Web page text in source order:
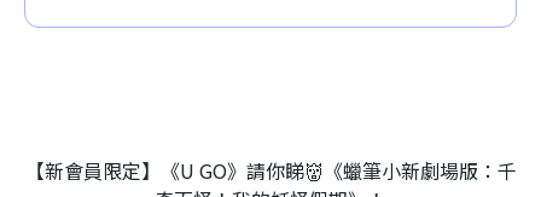
【新會員限定】《U GO》請你睇👹《蠟筆小新劇場版：千